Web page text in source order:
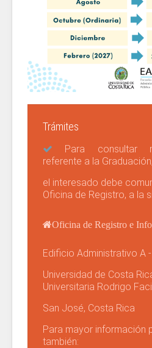
Trámites
Para consultar
referente a la Graduación,
el interesado debe
Oficina de Registro, a la
Oficina de Registro e
Edificio Administrativo A
Universidad de Costa
Universitaria Rodrigo
San José, Costa Rica
Para mayor información
también: